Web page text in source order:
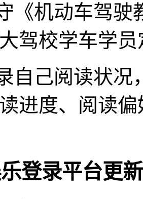
《机动车驾
驾校学车学
自己阅读状
进度、阅读
乐登录平台更